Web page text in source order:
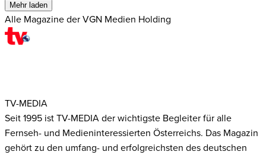
Mehr laden
Alle Magazine der VGN Medien Holding
TV-MEDIA
Seit 1995 ist TV-MEDIA der wichtigste Begleiter für alle
Fernseh- und Medieninteressierten Österreichs. Das Magazin
gehört zu den umfang- und erfolgreichsten des deutschen